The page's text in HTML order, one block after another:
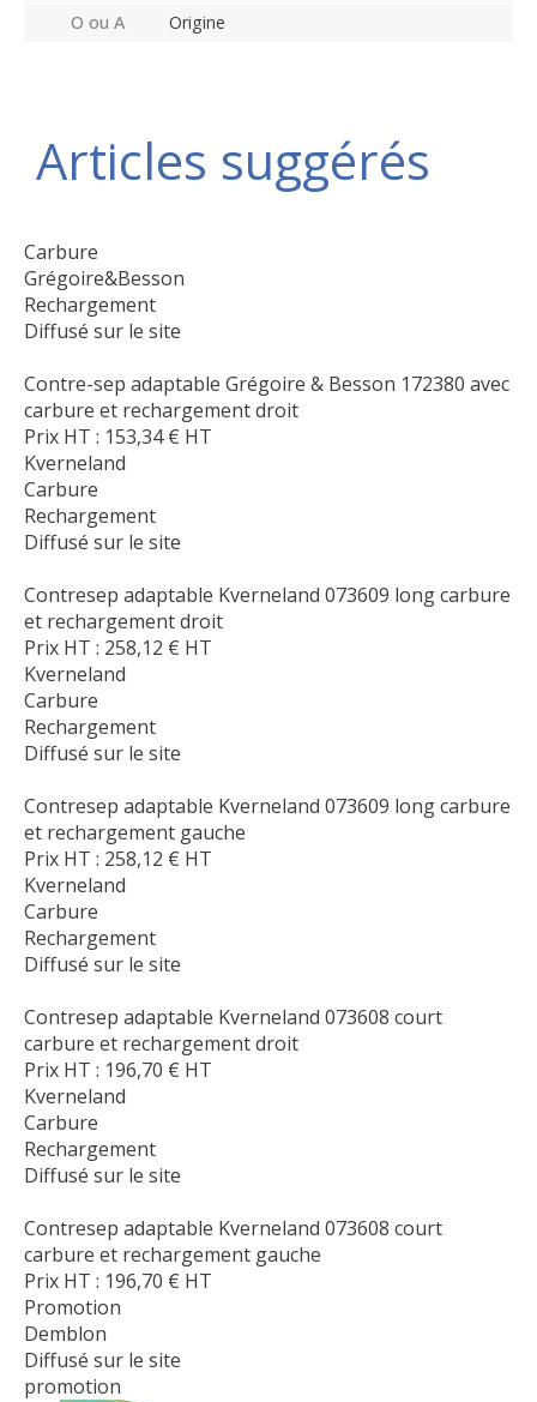
O ou A
Origine
Articles suggérés
Carbure
Grégoire&Besson
Rechargement
Diffusé sur le site
Contre-sep adaptable Grégoire & Besson 172380 avec
carbure et rechargement droit
Prix HT : 153,34€ HT
Kverneland
Carbure
Rechargement
Diffusé sur le site
Contresep adaptable Kverneland 073609 long carbure
et rechargement droit
Prix HT : 258,12 € HT
Kverneland
Carbure
Rechargement
Diffusé sur le site
Contresep adaptable Kverneland 073609 long carbure
et rechargement gauche
Prix HT : 258,12 € HT
Kverneland
Carbure
Rechargement
Diffusé sur le site
Contresep adaptable Kverneland 073608 court
carbure et rechargement droit
Prix HT : 196,70 € HT
Kverneland
Carbure
Rechargement
Diffusé sur le site
Contresep adaptable Kverneland 073608 court
carbure et rechargement gauche
Prix HT : 196,70 € HT
Promotion
Demblon
Diffusé sur le site
promotion